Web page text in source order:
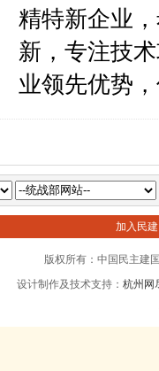
精特新企业
新，专注技
业领先优势
加入民
版权所有：中国民主建
设计制作及技术支持：杭州网